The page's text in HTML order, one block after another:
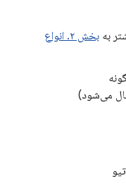
بخش ۲. انواع